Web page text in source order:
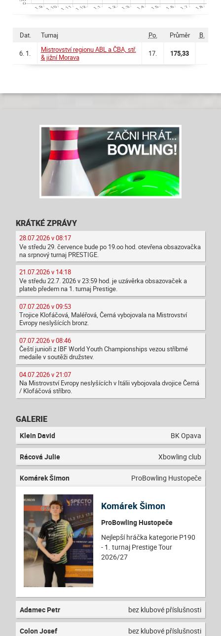
Dat. Turnaj Po. Průměr B.
6. 1.
Mistrovství regionu ABL a ČBA, stř.
& jižní Morava
17. 175,33
KRÁTKÉ ZPRÁVY
28.07.2026 v 08:17
Ve středu 29. července bude po 19.oo hod. otevřena obsazovačka
na srpnový turnaj PRESTIGE.
21.07.2026 v 14:18
Ve středu 22.7. 2026 v 23:59 hod. je uzávěrka obsazovaček a
plateb předem na 1. turnaj Prestige.
07.07.2026 v 09:53
Trojice Klofáčová, Maléřová, Černá vybojovala na Mistrovství
Evropy neslyšících bronz.
07.07.2026 v 08:46
Čeští junioři z IBF World Youth Championships vezou stříbrné
medaile v soutěži družstev.
04.07.2026 v 21:07
Na Mistrovství Evropy neslyšících v Itálii vybojovala dvojice Černá
/ Klofáčová stříbro.
GALERIE
Klein David BK Opava
Rácová Julie Xbowling club
Komárek Šimon ProBowling Hustopeče
Komárek Šimon
ProBowling Hustopeče
Nejlepší hráčka kategorie P190
- 1. turnaj Prestige Tour
2026/27
Adamec Petr bez klubové příslušnosti
Colon Josef bez klubové příslušnosti